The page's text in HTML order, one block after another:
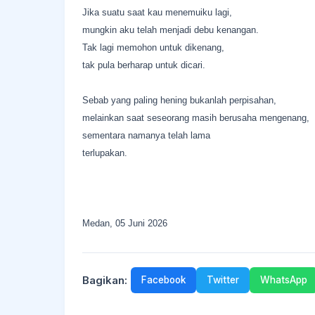
Jika suatu saat kau menemuiku lagi,
mungkin aku telah menjadi debu kenangan.
Tak lagi memohon untuk dikenang,
tak pula berharap untuk dicari.
Sebab yang paling hening bukanlah perpisahan,
melainkan saat seseorang masih berusaha mengenang,
sementara namanya telah lama
terlupakan.
Medan, 05 Juni 2026
Bagikan: Facebook Twitter WhatsApp